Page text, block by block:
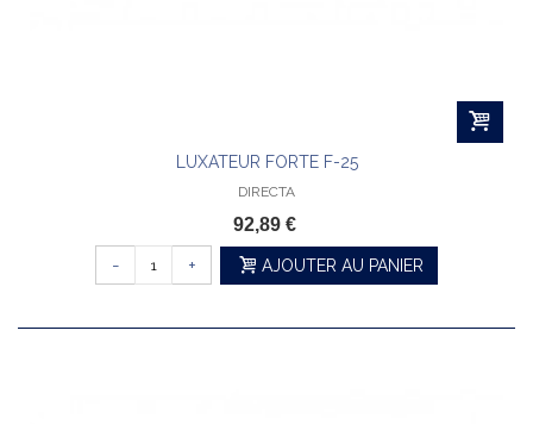
LUXATEUR FORTE F-25
DIRECTA
92,89 €
- + AJOUTER AU PANIER